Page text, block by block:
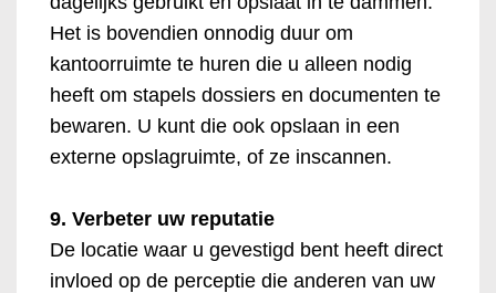
Het is bovendien onnodig duur om
kantoorruimte te huren die u alleen nodig
heeft om stapels dossiers en documenten te
bewaren. U kunt die ook opslaan in een
externe opslagruimte, of ze inscannen.
9. Verbeter uw reputatie
De locatie waar u gevestigd bent heeft direct
invloed op de perceptie die anderen van uw